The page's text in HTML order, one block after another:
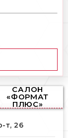
САЛОН
«ФОРМАТ
ПЛЮС»
т, 26